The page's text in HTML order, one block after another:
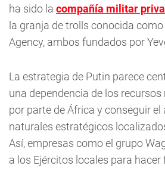
ha sido la compañía militar
la granja de trolls conocida
Agency, ambos fundados por
La estrategia de Putin parece
una dependencia de los
por parte de África y conseguir el
naturales estratégicos
Así, empresas como el grupo
a los Ejércitos locales para